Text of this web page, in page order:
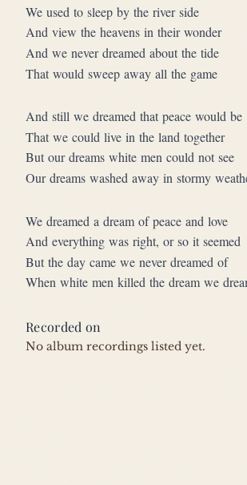
We used to sleep by the river side
And view the heavens in their wonder
And we never dreamed about the tide
That would sweep away all the game
And still we dreamed that peace would be
That we could live in the land together
But our dreams white men could not see
Our dreams washed away in stormy
We dreamed a dream of peace and love
And everything was right, or so it seemed
But the day came we never dreamed of
When white men killed the dream we
Recorded on
No album recordings listed yet.